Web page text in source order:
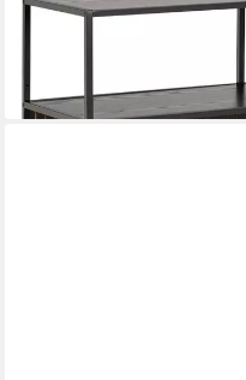
Bücherregal Seaford,
Stahlrahmen, 5 Regale,
lieferbar - in 6-8 Werktagen bei